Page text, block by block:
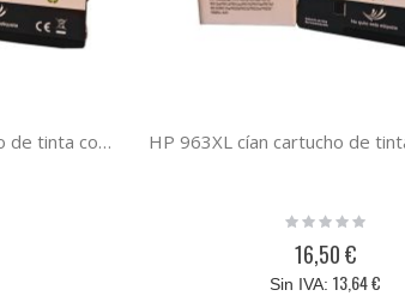
HP 963XL magenta cartucho de tinta compatible
Rating:
16,50 €
13,64 €